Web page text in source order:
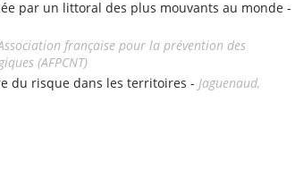
par un littoral des plus mouvants au monde -
française pour la prévention des
(AFPCNT)
du risque dans les territoires - Jaguenaud,